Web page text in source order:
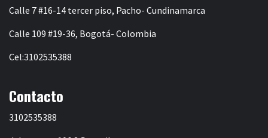
Calle 7 #16-14 tercer piso, Pacho- Cundinamarca
Calle 109 #19-36, Bogotá- Colombia
Cel:3102535388
Contacto
3102535388